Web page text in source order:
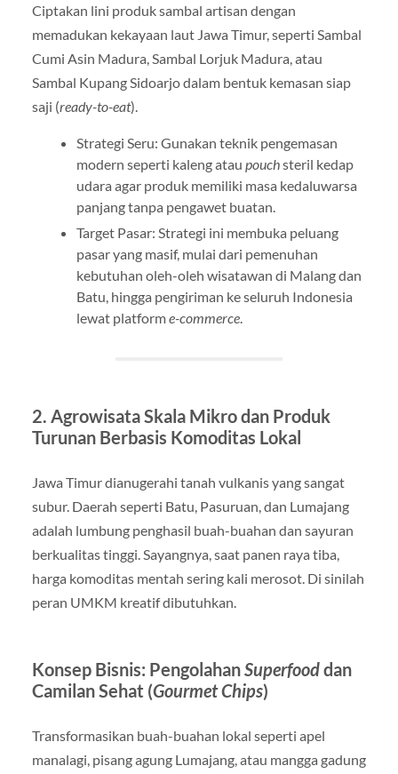
Ciptakan lini produk sambal artisan dengan
memadukan kekayaan laut Jawa Timur, seperti Sambal
Cumi Asin Madura, Sambal Lorjuk Madura, atau
Sambal Kupang Sidoarjo dalam bentuk kemasan siap
saji (ready-to-eat).
Strategi Seru: Gunakan teknik pengemasan
modern seperti kaleng atau pouchsteril kedap
udara agar produk memiliki masa kedaluwarsa
panjang tanpa pengawet buatan.
Target Pasar: Strategi ini membuka peluang
pasar yang masif, mulai dari pemenuhan
kebutuhan oleh-oleh wisatawan di Malang dan
Batu, hingga pengiriman ke seluruh Indonesia
lewat platforme-commerce.
2. Agrowisata Skala Mikro dan Produk
Turunan Berbasis Komoditas Lokal
Jawa Timur dianugerahi tanah vulkanis yang sangat
subur. Daerah seperti Batu, Pasuruan, dan Lumajang
adalah lumbung penghasil buah-buahan dan sayuran
berkualitas tinggi. Sayangnya, saat panen raya tiba,
harga komoditas mentah sering kali merosot. Di sinilah
peran UMKM kreatif dibutuhkan.
Konsep Bisnis: PengolahanSuperfooddan
Camilan Sehat (Gourmet Chips)
Transformasikan buah-buahan lokal seperti apel
manalagi, pisang agung Lumajang, atau mangga gadung